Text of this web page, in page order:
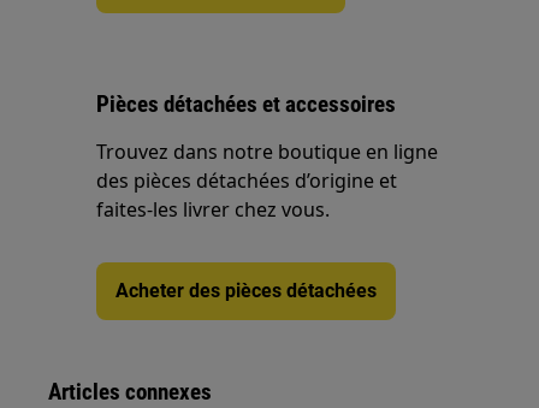
Pièces détachées et accessoires
Trouvez dans notre boutique en ligne
des pièces détachées d’origine et
faites-les livrer chez vous.
Acheter des pièces détachées
Articles connexes